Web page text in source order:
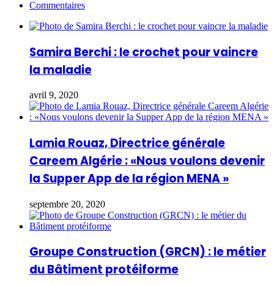
Commentaires
Samira Berchi : le crochet pour vaincre
la maladie
avril 9, 2020
Lamia Rouaz, Directrice générale
Careem Algérie : «Nous voulons devenir
la Supper App de la région MENA »
septembre 20, 2020
Groupe Construction (GRCN) : le métier
du Bâtiment protéiforme